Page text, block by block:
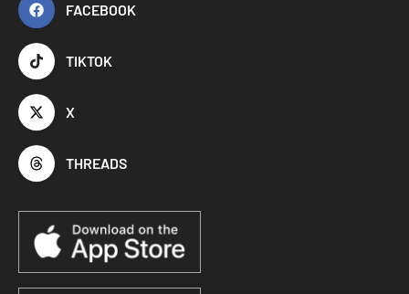
FACEBOOK
TIKTOK
X
THREADS